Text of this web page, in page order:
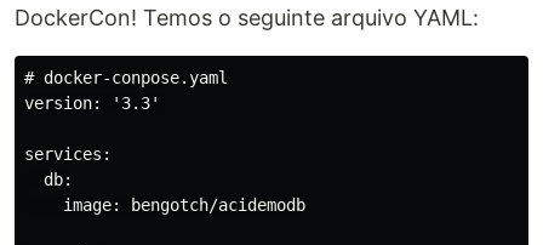
DockerCon! Temos o seguinte arquivo YAML:
# docker-conpose.yaml
version: '3.3'
services:
  db:
    image: bengotch/acidemodb